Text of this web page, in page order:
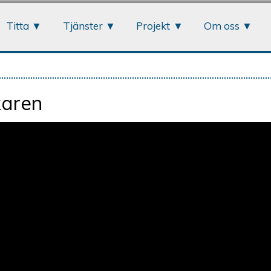
Titta Tjänster Projekt Om oss